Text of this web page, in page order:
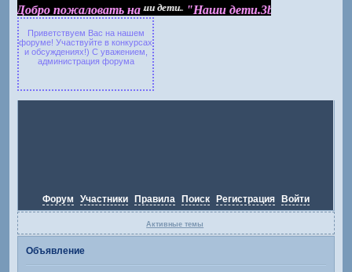
Добро пожаловать на
Добро пожаловать на "Наши дети.3bb.ru""Наши дети.3bb.ru"
Приветствуем Вас на нашем
форуме! Участвуйте в конкурсах
и обсуждениях!) С уважением,
администрация форума
Форум Участники Правила Поиск Регистрация Войти
Активные темы
Объявление